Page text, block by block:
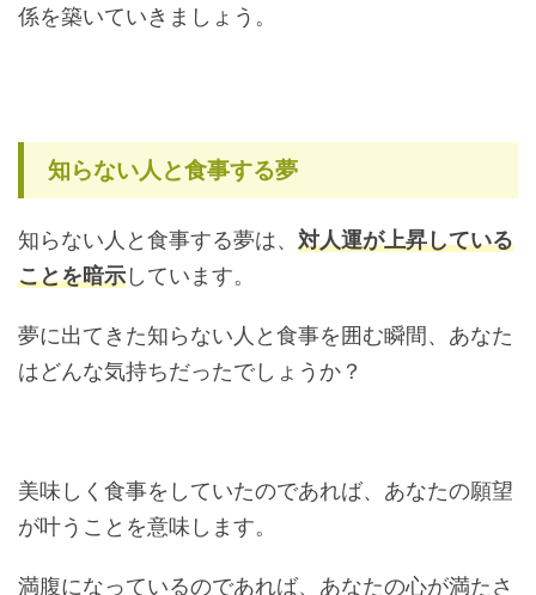
係を築いていきましょう。
知らない人と食事する夢
知らない人と食事する夢は、 対人運が上昇している
ことを暗示しています。
夢に出てきた知らない人と食事を囲む瞬間、あなた
はどんな気持ちだったでしょうか？
美味しく食事をしていたのであれば、あなたの願望
が叶うことを意味します。
満腹になっているのであれば、あなたの心が満たさ